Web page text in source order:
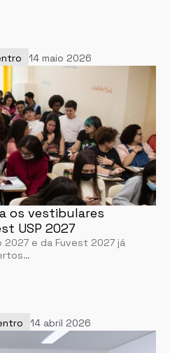
14 maio 2026
os vestibulares
USP 2027
2027 e da Fuvest 2027 já
14 abril 2026